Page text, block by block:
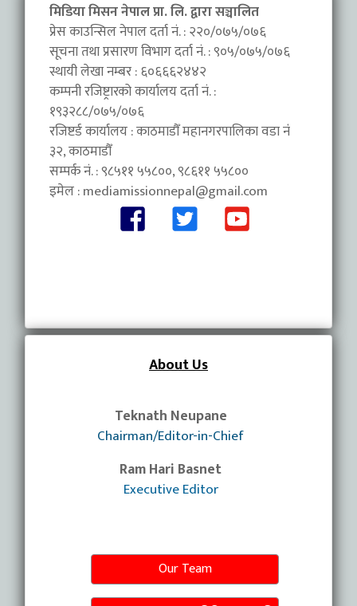
मिडिया मिसन नेपाल प्रा. लि. द्वारा सञ्चालित
प्रेस काउन्सिल नेपाल दर्ता नं. : २२०/०७५/०७६
सूचना तथा प्रसारण विभाग दर्ता नं. : ९०५/०७५/०७६
स्थायी लेखा नम्बर : ६०६६६२४४२
कम्पनी रजिष्ट्रारको कार्यालय दर्ता नं. :
१९३२८८/०७५/०७६
रजिष्टर्ड कार्यालय : काठमाडौँ महानगरपालिका वडा नंं
३२, काठमाडौँ
सम्पर्क नं. : ९८५११ ५५८००, ९८६११ ५५८००
इमेल :mediamissionnepal@gmail.com
About Us
Teknath Neupane
Chairman/Editor-in-Chief
Ram Hari Basnet
Executive Editor
Our Team